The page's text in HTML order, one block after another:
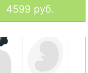
4599 руб.